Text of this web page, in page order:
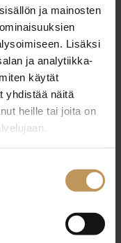
ja mainosten
Lisäksi
ja analytiikka-
käytät
yhdistää näitä
heille tai joita on